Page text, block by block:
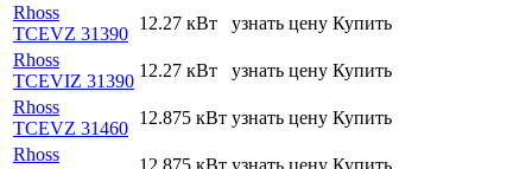
Rhoss
TCEVZ 31390
12.27 кВт узнать цену Купить
Rhoss
TCEVIZ 31390
12.27 кВт узнать цену Купить
Rhoss
TCEVZ 31460
12.875 кВт узнать цену Купить
Rhoss
12.875 кВт узнать цену Купить